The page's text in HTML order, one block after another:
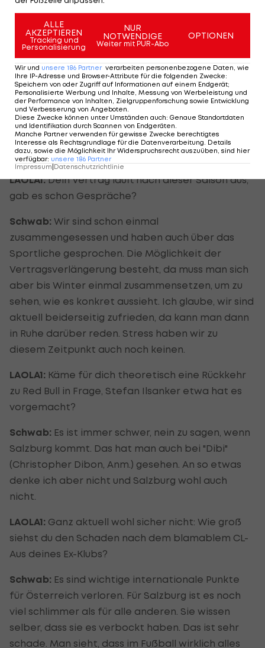
geschrieben wurde. Diese Leistungen hat er mit 17
Jahren gebracht, das ist etwas anderes, als wenn
ich mit 21 solche bringe. Beim "Hosi" war es auch
die erste Bundesliga-Saison und er hat als Stürmer
seine Tore gemacht. Über Offensivspieler, die Tore
erzielen, wird von Haus aus mehr gesprochen als
über jemanden, der unauffälliger und mehr für die
Mannschaft spielt. Wir sind aber gute Jungs, keiner
ist eifersüchtig, jeder vergönnt es jedem.
LAOLA1:Dein Vertrag läuft nach dieser Saison aus,
gab es schon Gespräche?
Schwab: Wir sind schon einmal
zusammengesessen und haben auch über das
Sportliche gesprochen. Die Möglichkeit der
Vertragsverlängerung besteht, da muss man sich
aber bis Winter einmal zusammensetzen, um zu
sehen, wie es konkret aussieht. Ich glaube, wir sind
aktuell beiderseitig zufrieden, da kann man dann
in Ruhe darüber reden. Stress haben wir zu
diesem Zeitpunkt auch noch keinen.
LAOLA1: Käme für dich theoretisch eine Rückkehr
zu Red Bull in Frage, Stefan Ilsanker etwa hat es
vorgemacht?
Schwab: Es ist immer schwer, nein zu sagen, wenn
Salzburg kommt. Das hat man auch bei "Dibi"
(Christopher Dibon, Anm.) gesehen. An so etwas
denke ich aber nicht und Salzburg wohl auch
nicht.
LAOLA1: Ganz aktuell wohl sicher nicht: Wie groß
siehst du den Schaden nach dem blamablem CL-
Aus deines Ex-Klubs?
Schwab: Es sind wichtige internationale Punkte
für Österreich verloren. Für Salzburg ist es noch
viel schlimmer als für alle anderen. Sie wissen
selber, dass sie es verbockt haben. Das ist sehr
schade. Man sieht, dass im Fußball wirklich alles
ALLE
AKZEPTIEREN
Tracking und
Personalisierung
NUR
NOTWENDIGE
Weiter mit PUR-Abo
OPTIONEN
Wir und unsere 186 Partner verarbeiten personenbezogene Daten, wie
Ihre IP-Adresse und Browser-Attribute für die folgenden Zwecke:
Speichern von oder Zugriff auf Informationen auf einem Endgerät;
Personalisierte Werbung und Inhalte, Messung von Werbeleistung und
der Performance von Inhalten, Zielgruppenforschung sowie Entwicklung
und Verbesserung von Angeboten.
Diese Zwecke können unter Umständen auch: Genaue Standortdaten
und Identifikation durch Scannen von Endgeräten.
Manche Partner verwenden für gewisse Zwecke berechtigtes
Interesse als Rechtsgrundlage für die Datenverarbeitung. Details
dazu, sowie die Möglichkeit Ihr Widerspruchsrecht auszuüben, sind hier
verfügbar: unsere 186 Partner
Impressum Datenschutzrichtlinie